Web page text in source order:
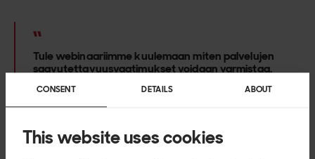
CONSENT DETAILS ABOUT
This website uses cookies
Tule webinaariimme kuulemaan miten palvelujen
saavutettavuusvaatimukset voidaan varmistaa.
Heidi Ukkonen